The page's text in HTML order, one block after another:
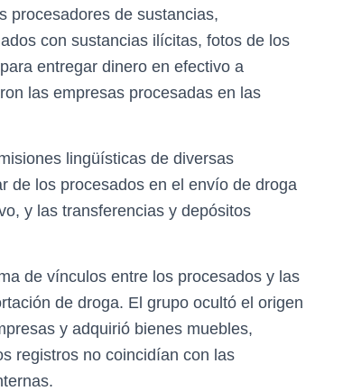
procesadores de sustancias,
con sustancias ilícitas, fotos de los
entregar dinero en efectivo a
las empresas procesadas en las
lingüísticas de diversas
de los procesados en el envío de droga
y las transferencias y depósitos
de vínculos entre los procesados y las
de droga. El grupo ocultó el origen
y adquirió bienes muebles,
registros no coincidían con las